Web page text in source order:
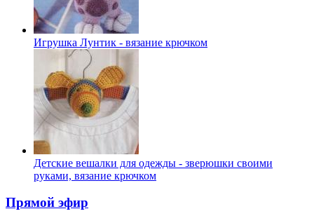
Игрушка Лунтик - вязание крючком
Детские вешалки для одежды - зверюшки своими
руками, вязание крючком
Прямой эфир